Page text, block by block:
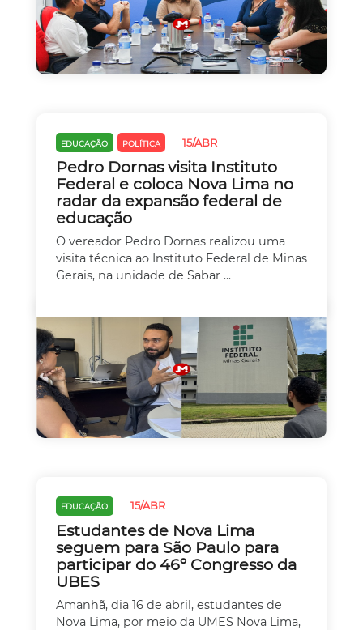
EDUCAÇÃO POLÍTICA 15/ABR
Pedro Dornas visita Instituto
Federal e coloca Nova Lima no
radar da expansão federal de
educação
O vereador Pedro Dornas realizou uma
visita técnica ao Instituto Federal de Minas
Gerais, na unidade de Sabar ...
EDUCAÇÃO 15/ABR
Estudantes de Nova Lima
seguem para São Paulo para
participar do 46º Congresso da
UBES
Amanhã, dia 16 de abril, estudantes de
Nova Lima, por meio da UMES Nova Lima,